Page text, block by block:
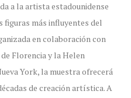
a la artista estadounidense
figuras más influyentes del
en colaboración con
Florencia y la Helen
York, la muestra ofrecerá
de creación artística. A